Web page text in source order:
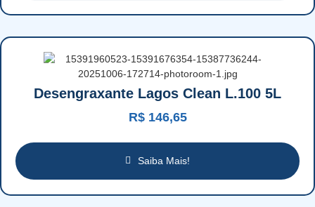
Desengraxante Lagos Clean L.100 5L
R$146,65
Saiba Mais!